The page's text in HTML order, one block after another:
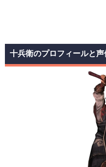
十兵衛のプロフィールと声